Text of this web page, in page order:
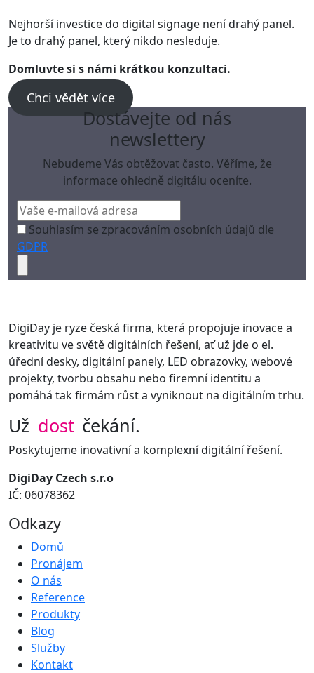
Nejhorší investice do digital signage není drahý panel.
Je to drahý panel, který nikdo nesleduje.
Domluvte si s námi krátkou konzultaci.
Chci vědět více
Dostávejte od nás
newslettery
Nebudeme Vás obtěžovat často. Věříme, že
informace ohledně digitálu oceníte.
Souhlasím se zpracováním osobních údajů dle
GDPR
DigiDay je ryze česká firma, která propojuje inovace a
kreativitu ve světě digitálních řešení, ať už jde o el.
úřední desky, digitální panely, LED obrazovky, webové
projekty, tvorbu obsahu nebo firemní identitu a
pomáhá tak firmám růst a vyniknout na digitálním trhu.
Už dost čekání.
Poskytujeme inovativní a komplexní digitální řešení.
DigiDay Czech s.r.o
IČ: 06078362
Odkazy
Domů
Pronájem
O nás
Reference
Produkty
Blog
Služby
Kontakt